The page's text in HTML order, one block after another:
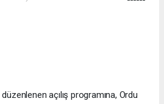
açılış programına, Ordu